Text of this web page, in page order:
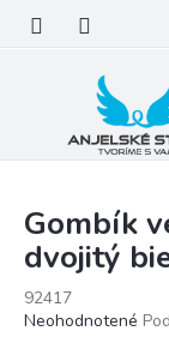
obsah
Gombík
dvojitý
92417
Priemerné
Neohodnotené